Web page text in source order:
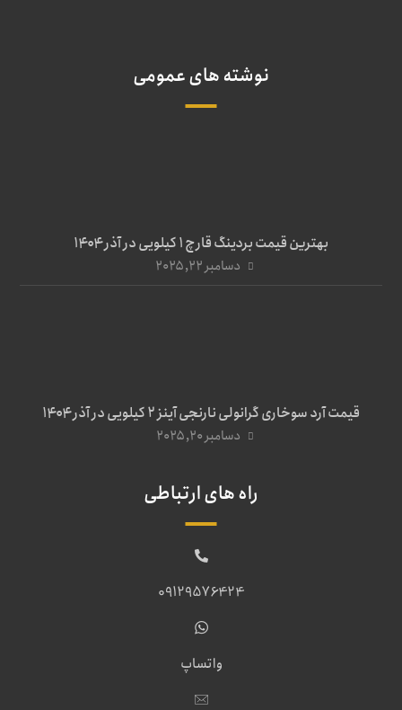
نوشته های عمومی
بهترین قیمت بردینگ قارچ 1 کیلویی در آذر ۱۴۰۴
دسامبر ۲۲, ۲۰۲۵
قیمت آرد سوخاری گرانولی نارنجی آینز ۲ کیلویی در آذر ۱۴۰۴
دسامبر ۲۰, ۲۰۲۵
راه های ارتباطی
09129576424
واتساپ